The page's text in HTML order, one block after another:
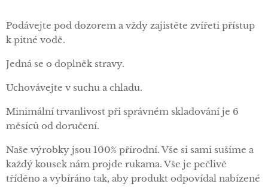
Podávejte pod dozorem a vždy zajistěte zvířeti přístup
k pitné vodě.
Jedná se o doplněk stravy.
Uchovávejte v suchu a chladu.
Minimální trvanlivost při správném skladování je 6
měsíců od doručení.
Naše výrobky jsou 100% přírodní. Vše si sami sušíme a
každý kousek nám projde rukama. Vše je pečlivě
tříděno a vybíráno tak, aby produkt odpovídal nabízené